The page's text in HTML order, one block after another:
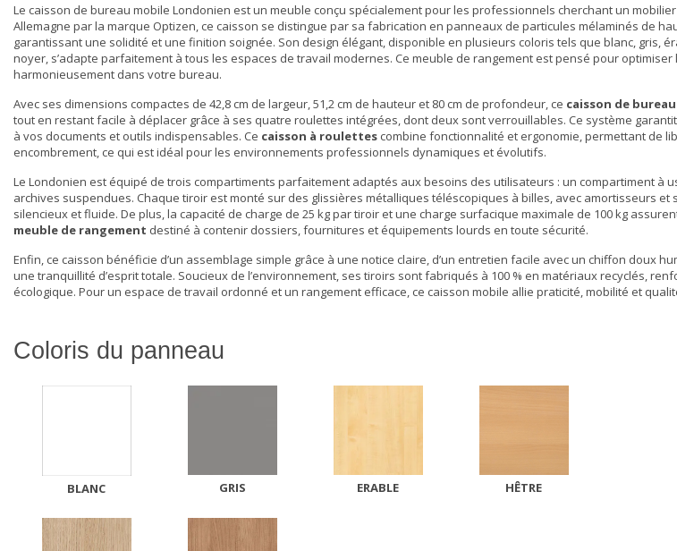
Le caisson de bureau mobile Londonien est un meuble conçu spécialement pour les professionnels cherchant un
Allemagne par la marque Optizen, ce caisson se distingue par sa fabrication en panneaux de particules mélaminés de
garantissant une solidité et une finition soignée. Son design élégant, disponible en plusieurs coloris tels que blanc, gris,
noyer, s’adapte parfaitement à tous les espaces de travail modernes. Ce meuble de rangement est pensé pour optimiser
harmonieusement dans votre bureau.
Avec ses dimensions compactes de 42,8 cm de largeur, 51,2 cm de hauteur et 80 cm de profondeur, ce caisson de bureau
tout en restant facile à déplacer grâce à ses quatre roulettes intégrées, dont deux sont verrouillables. Ce système
à vos documents et outils indispensables. Ce caisson à roulettes combine fonctionnalité et ergonomie, permettant de
encombrement, ce qui est idéal pour les environnements professionnels dynamiques et évolutifs.
Le Londonien est équipé de trois compartiments parfaitement adaptés aux besoins des utilisateurs : un compartiment à
archives suspendues. Chaque tiroir est monté sur des glissières métalliques téléscopiques à billes, avec amortisseurs et
silencieux et fluide. De plus, la capacité de charge de 25 kg par tiroir et une charge surfacique maximale de 100 kg
meuble de rangement destiné à contenir dossiers, fournitures et équipements lourds en toute sécurité.
Enfin, ce caisson bénéficie d’un assemblage simple grâce à une notice claire, d’un entretien facile avec un chiffon doux
une tranquillité d’esprit totale. Soucieux de l’environnement, ses tiroirs sont fabriqués à 100 % en matériaux recyclés,
écologique. Pour un espace de travail ordonné et un rangement efficace, ce caisson mobile allie praticité, mobilité et
Coloris du panneau
BLANC GRIS ERABLE HÊTRE